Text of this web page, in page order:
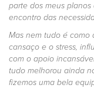
parte dos meus
encontro das
Mas nem tudo é como
cansaço e o stress,
com o apoio
tudo melhorou ainda
fizemos uma bela